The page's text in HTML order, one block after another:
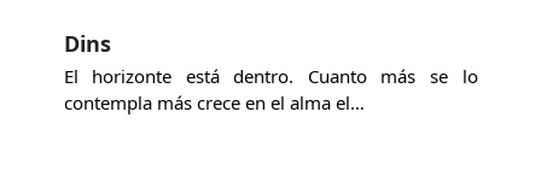
Dins
El horizonte está dentro. Cuanto más se lo
contempla más crece en el alma el…